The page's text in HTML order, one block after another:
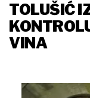
TOLUŠIĆ
VINA